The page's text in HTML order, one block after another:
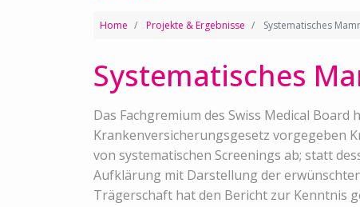
Home Projekte & Ergebnisse Systematisches
Systematisches
Das Fachgremium des Swiss Medical
Krankenversicherungsgesetz vorgegeben
von systematischen Screenings ab; statt
Aufklärung mit Darstellung der
Trägerschaft hat den Bericht zur Kenntnis